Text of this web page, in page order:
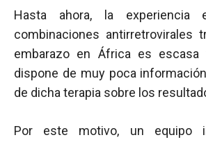
Hasta ahora, la
combinaciones antirretrovirales
embarazo en África es
dispone de muy poca
de dicha terapia sobre los
Por este motivo, un equipo